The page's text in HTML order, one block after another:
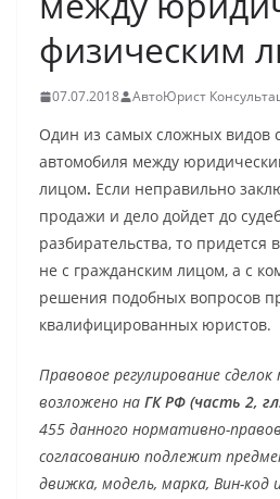
физическим
07.07.2018 АвтоЮрист
Один из самых сложных видов
автомобиля между
лицом. Если неправильно
продажи и дело дойдет до
разбирательства, то придется
не с гражданским лицом, а с
решения подобных вопросов
квалифицированных юристов.
Правовое регулирование
возложено на ГК РФ (часть 2,
455 данного нормативно-
согласованию подлежит
движка, модель, марка, Вин-код